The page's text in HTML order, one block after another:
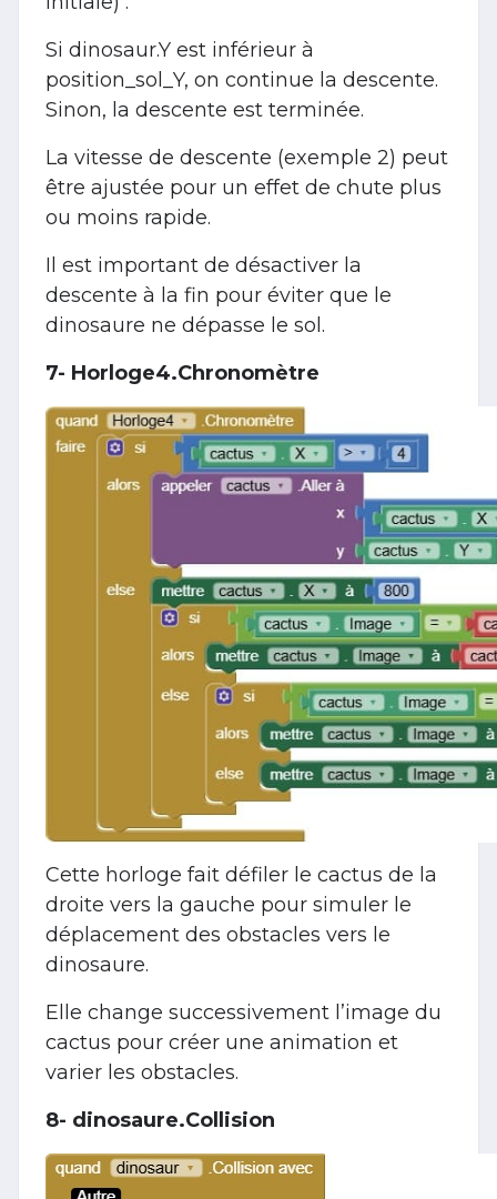
Si dinosaur.Y est inférieur à
position_sol_Y, on continue la descente.
Sinon, la descente est terminée.
La vitesse de descente (exemple 2) peut
être ajustée pour un effet de chute plus
ou moins rapide.
Il est important de désactiver la
descente à la fin pour éviter que le
dinosaure ne dépasse le sol.
7- Horloge4.Chronomètre
Cette horloge fait défiler le cactus de la
droite vers la gauche pour simuler le
déplacement des obstacles vers le
dinosaure.
Elle change successivement l’image du
cactus pour créer une animation et
varier les obstacles.
8- dinosaure.Collision